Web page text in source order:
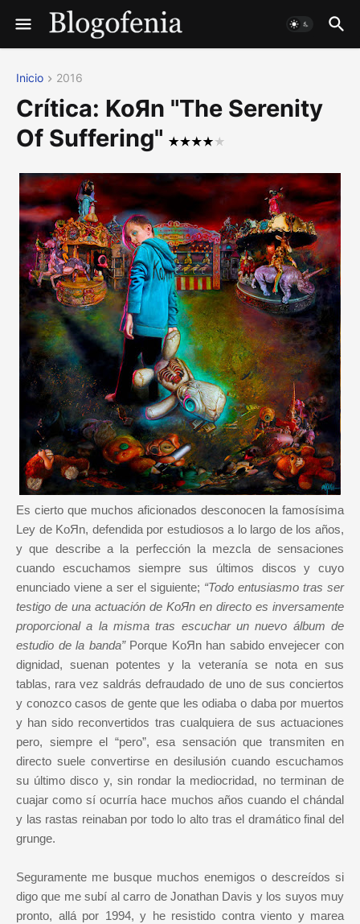
Inicio 2016
Crítica: KoЯn "The Serenity
Of Suffering"
Es cierto que muchos aficionados desconocen la famosísima
Ley de KoЯn, defendida por estudiosos a lo largo de los años,
y que describe a la perfección la mezcla de sensaciones
cuando escuchamos siempre sus últimos discos y cuyo
enunciado viene a ser el siguiente; “Todo entusiasmo tras ser
testigo de una actuación de KoЯn en directo es inversamente
proporcional a la misma tras escuchar un nuevo álbum de
estudio de la banda” Porque KoЯn han sabido envejecer con
dignidad, suenan potentes y la veteranía se nota en sus
tablas, rara vez saldrás defraudado de uno de sus conciertos
y conozco casos de gente que les odiaba o daba por muertos
y han sido reconvertidos tras cualquiera de sus actuaciones
pero, siempre el “pero”, esa sensación que transmiten en
directo suele convertirse en desilusión cuando escuchamos
su último disco y, sin rondar la mediocridad, no terminan de
cuajar como sí ocurría hace muchos años cuando el chándal
y las rastas reinaban por todo lo alto tras el dramático final del
grunge.
Seguramente me busque muchos enemigos o descreídos si
digo que me subí al carro de Jonathan Davis y los suyos muy
pronto, allá por 1994, y he resistido contra viento y marea